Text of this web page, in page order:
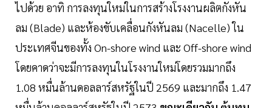
ไปด้วย อาทิ การลงทุนใหม่ในการสร้างโรงงานผลิตกังหัน
ลม (Blade) และห้องขับเคลื่อนกังหันลม (Nacelle) ใน
ประเทศจีนของทั้ง On-shore wind และ Off-shore wind
โดยคาดว่าจะมีการลงทุนในโรงงานใหม่โดยรวมมากถึง
1.08 หมื่นล้านดอลลาร์สหรัฐในปี 2569 และมากถึง 1.47